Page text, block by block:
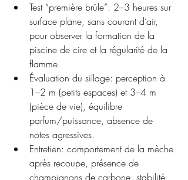
Test “première brûle”: 2–3 heures sur
surface plane, sans courant d’air,
pour observer la formation de la
piscine de cire et la régularité de la
flamme.
Évaluation du sillage: perception à
1–2 m (petits espaces) et 3–4 m
(pièce de vie), équilibre
parfum/puissance, absence de
notes agressives.
Entretien: comportement de la mèche
après recoupe, présence de
champignons de carbone, stabilité